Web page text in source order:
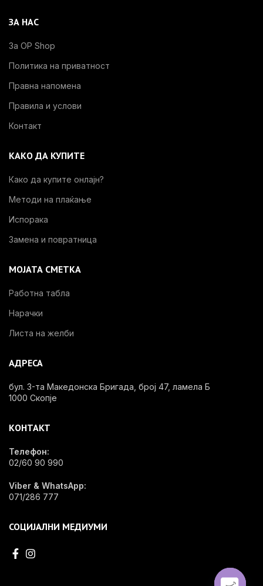
ЗА НАС
За OP Shop
Политика на приватност
Правна напомена
Правила и услови
Контакт
КАКО ДА КУПИТЕ
Како да купите онлајн?
Методи на плаќање
Испорака
Замена и повратница
МОЈАТА СМЕТКА
Работна табла
Нарачки
Листа на желби
АДРЕСА
бул. 3-та Македонска Бригада, број 47, ламела Б
1000 Скопје
КОНТАКТ
Телефон:
02/60 90 990
Viber & WhatsApp:
071/286 777
СОЦИЈАЛНИ МЕДИУМИ